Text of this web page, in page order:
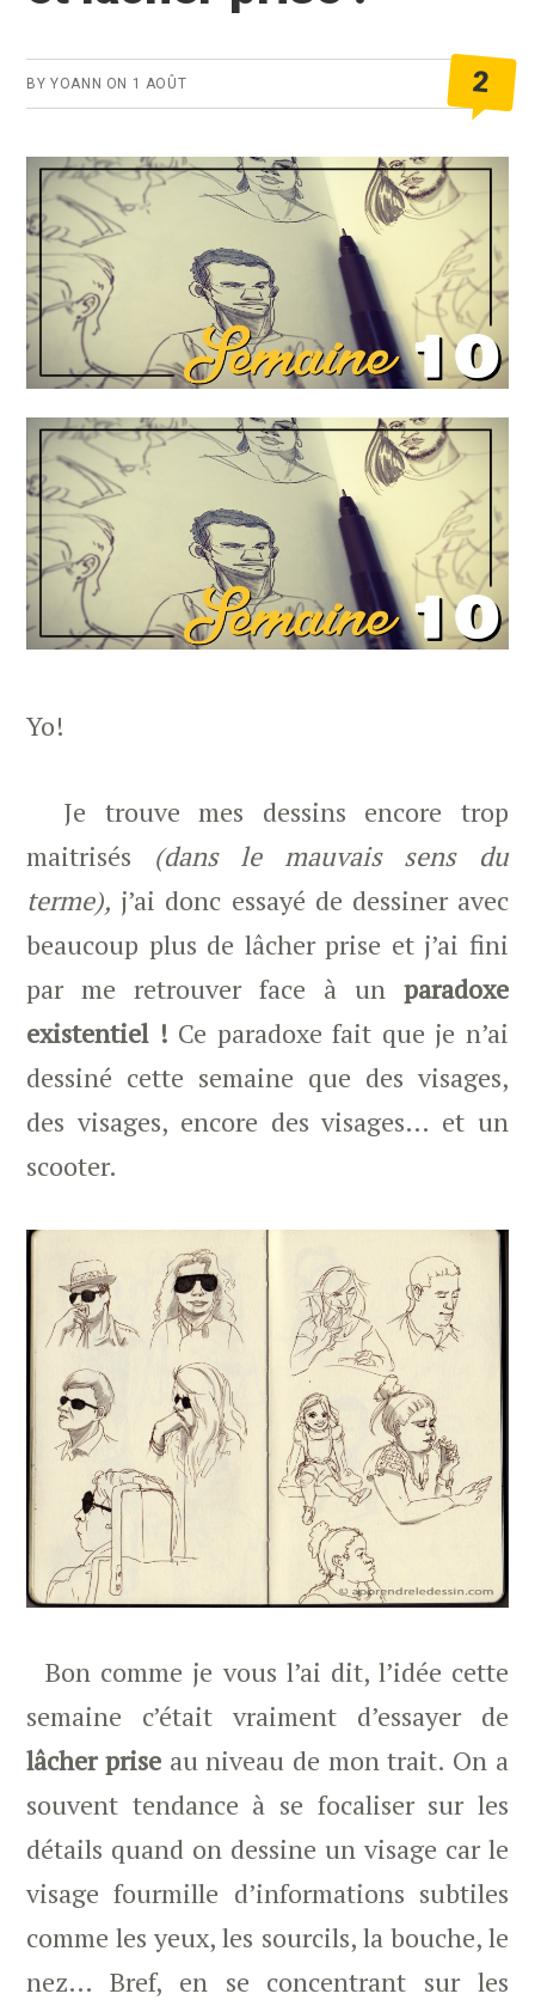
BYYOANN ON 1 AOÛT 2
Yo!
Je trouve mes dessins encore trop
maitrisés (dans le mauvais sens du
terme), j’ai donc essayé de dessiner avec
beaucoup plus de lâcher prise et j’ai fini
par me retrouver face à un paradoxe
existentiel ! Ce paradoxe fait que je n’ai
dessiné cette semaine que des visages,
des visages, encore des visages… et un
scooter.
Bon comme je vous l’ai dit, l’idée cette
semaine c’était vraiment d’essayer de
lâcher prise au niveau de mon trait. On a
souvent tendance à se focaliser sur les
détails quand on dessine un visage car le
visage fourmille d’informations subtiles
comme les yeux, les sourcils, la bouche, le
nez… Bref, en se concentrant sur les